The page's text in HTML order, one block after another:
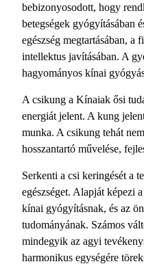
bebizonyosodott, hogy
betegségek gyógyításában
egészség megtartásában, a
intellektus javításában. A
hagyományos kínai
A csikung a Kínaiak ősi
energiát jelent. A kung
munka. A csikung tehát
hosszantartó művelése,
Serkenti a csi keringését a
egészséget. Alapját képezi
kínai gyógyításnak, és az
tudományának. Számos
mindegyik az agyi
harmonikus egységére